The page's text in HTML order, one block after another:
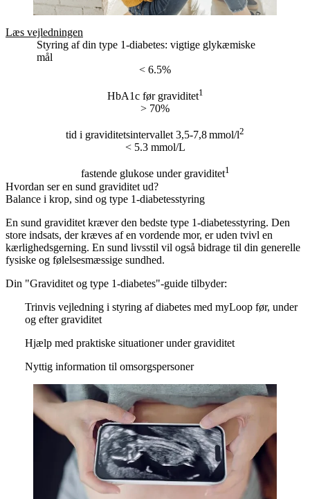
Læs vejledningen
Styring af din type 1-diabetes: vigtige glykæmiske
mål
< 6.5%
HbA1c før graviditet1
> 70%
tid i graviditetsintervallet 3,5-7,8 mmol/l2
< 5.3 mmol/L
fastende glukose under graviditet1
Hvordan ser en sund graviditet ud?
Balance i krop, sind og type 1-diabetesstyring
En sund graviditet kræver den bedste type 1-diabetesstyring. Den
store indsats, der kræves af en vordende mor, er uden tvivl en
kærlighedsgerning. En sund livsstil vil også bidrage til din generelle
fysiske og følelsesmæssige sundhed.
Din "Graviditet og type 1-diabetes"-guide tilbyder:
Trinvis vejledning i styring af diabetes med myLoop før, under
og efter graviditet
Hjælp med praktiske situationer under graviditet
Nyttig information til omsorgspersoner